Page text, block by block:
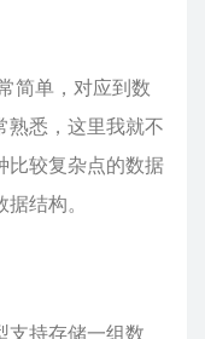
简单，对应到数
熟悉，这里我就不
比较复杂点的数据
结构。
支持存储一组数